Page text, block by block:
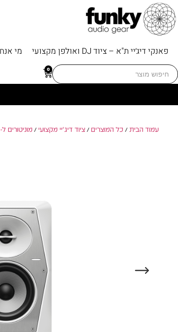
פאנקי דיג׳יי ת"א – ציוד DJ ואולפן מקצועי מי
Search
for:
0
עמוד הבית/ כל המוצרים /ציוד דיג'יי מקצועי /מוניטורים ל-DJ